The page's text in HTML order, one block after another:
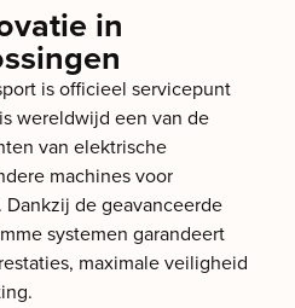
in
is officieel servicepunt
wereldwijd een van de
van elektrische
machines voor
de geavanceerde
systemen garandeert
maximale veiligheid